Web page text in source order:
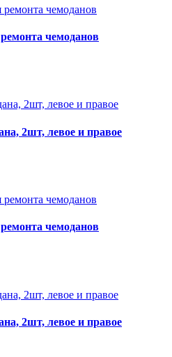
чемоданов
2шт, левое и правое
чемоданов
2шт, левое и правое